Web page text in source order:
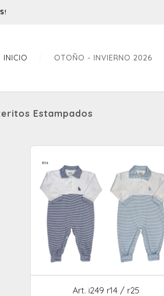
INICIO OTOÑO - INVIERNO 2026
Estampados
Art. i249 r14 / r25